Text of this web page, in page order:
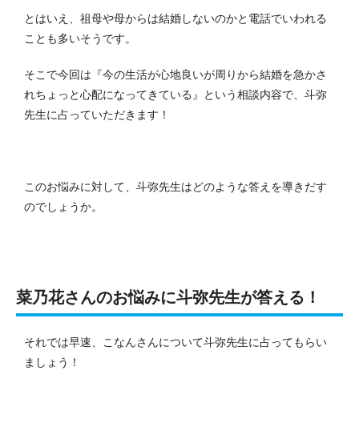
とはいえ、祖母や母からは結婚しないのかと電話でいわれる
ことも多いそうです。
そこで今回は『今の生活が心地良いが周りから結婚を急かさ
れちょっと心配になってきている』という相談内容で、斗弥
先生に占っていただきます！
このお悩みに対して、斗弥先生はどのような答えを導きだす
のでしょうか。
菜乃花さんのお悩みに斗弥先生が答える！
それでは早速、こなんさんについて斗弥先生に占ってもらい
ましょう！